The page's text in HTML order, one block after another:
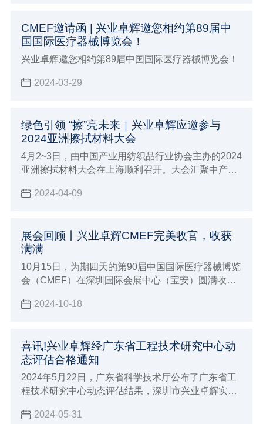
CMEF邀请函 | 兴业卓辉邀您相约第89届中
国国际医疗器械博览会！
兴业卓辉邀您相约第89届中国国际医疗器械博览会！
2024-03-29
绿色引领 “擦”亮未来｜兴业卓辉应邀参与
2024亚洲擦拭材料大会
4月2~3日，由中国产业用纺织品行业协会主办的2024
亚洲擦拭材料大会在上海顺利召开。大会汇聚中产协
地业内专业人士的参与，对行业进行了全方位、多层
2024-04-09
展会回顾丨兴业卓辉CMEF完美收官，收获
满满
10月15日，为期四天的第90届中国国际医疗器械博览
会（CMEF）在深圳国际会展中心（宝安）圆满收
及一百四十余个国家和地区的专业观众，共同见证了
2024-10-18
喜讯!兴业卓辉经广东省工程技术研究中心动
态评估合格通知
2024年5月22日，广东省科学技术厅公布了广东省工
程技术研究中心动态评估结果，深圳市兴业卓辉实业
污染控制工程技术研究中心顺利地通过了严格的评审
2024-05-31